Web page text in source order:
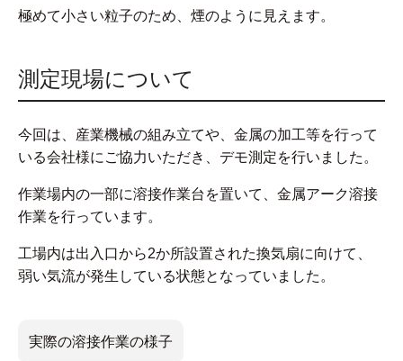
極めて小さい粒子のため、煙のように見えます。
測定現場について
今回は、産業機械の組み立てや、金属の加工等を行って
いる会社様にご協力いただき、デモ測定を行いました。
作業場内の一部に溶接作業台を置いて、金属アーク溶接
作業を行っています。
工場内は出入口から2か所設置された換気扇に向けて、
弱い気流が発生している状態となっていました。
実際の溶接作業の様子